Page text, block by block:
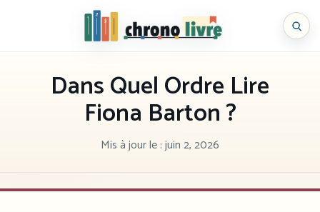
Chronolivre
Dans Quel Ordre Lire
Fiona Barton ?
Mis à jour le :juin 2, 2026